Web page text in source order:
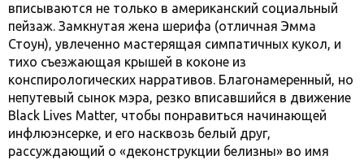
вписываются не только в американский социальный
пейзаж. Замкнутая жена шерифа (отличная Эмма
Стоун), увлеченно мастерящая симпатичных кукол, и
тихо съезжающая крышей в коконе из
конспирологических нарративов. Благонамеренный, но
непутевый сынок мэра, резко вписавшийся в движение
Black Lives Matter, чтобы понравиться начинающей
инфлюэнсерке, и его насквозь белый друг,
рассуждающий о «деконструкции белизны» во имя